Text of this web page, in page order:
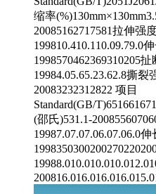
缩率
20085162717581拉伸强
199810.410.110.09.79.0
1998570462369310205
19984.05.65.23.62.8撕裂
20083232312822 项目
Standard(GB/
(邵氏)531.1-
19987.07.07.06.07.06.0